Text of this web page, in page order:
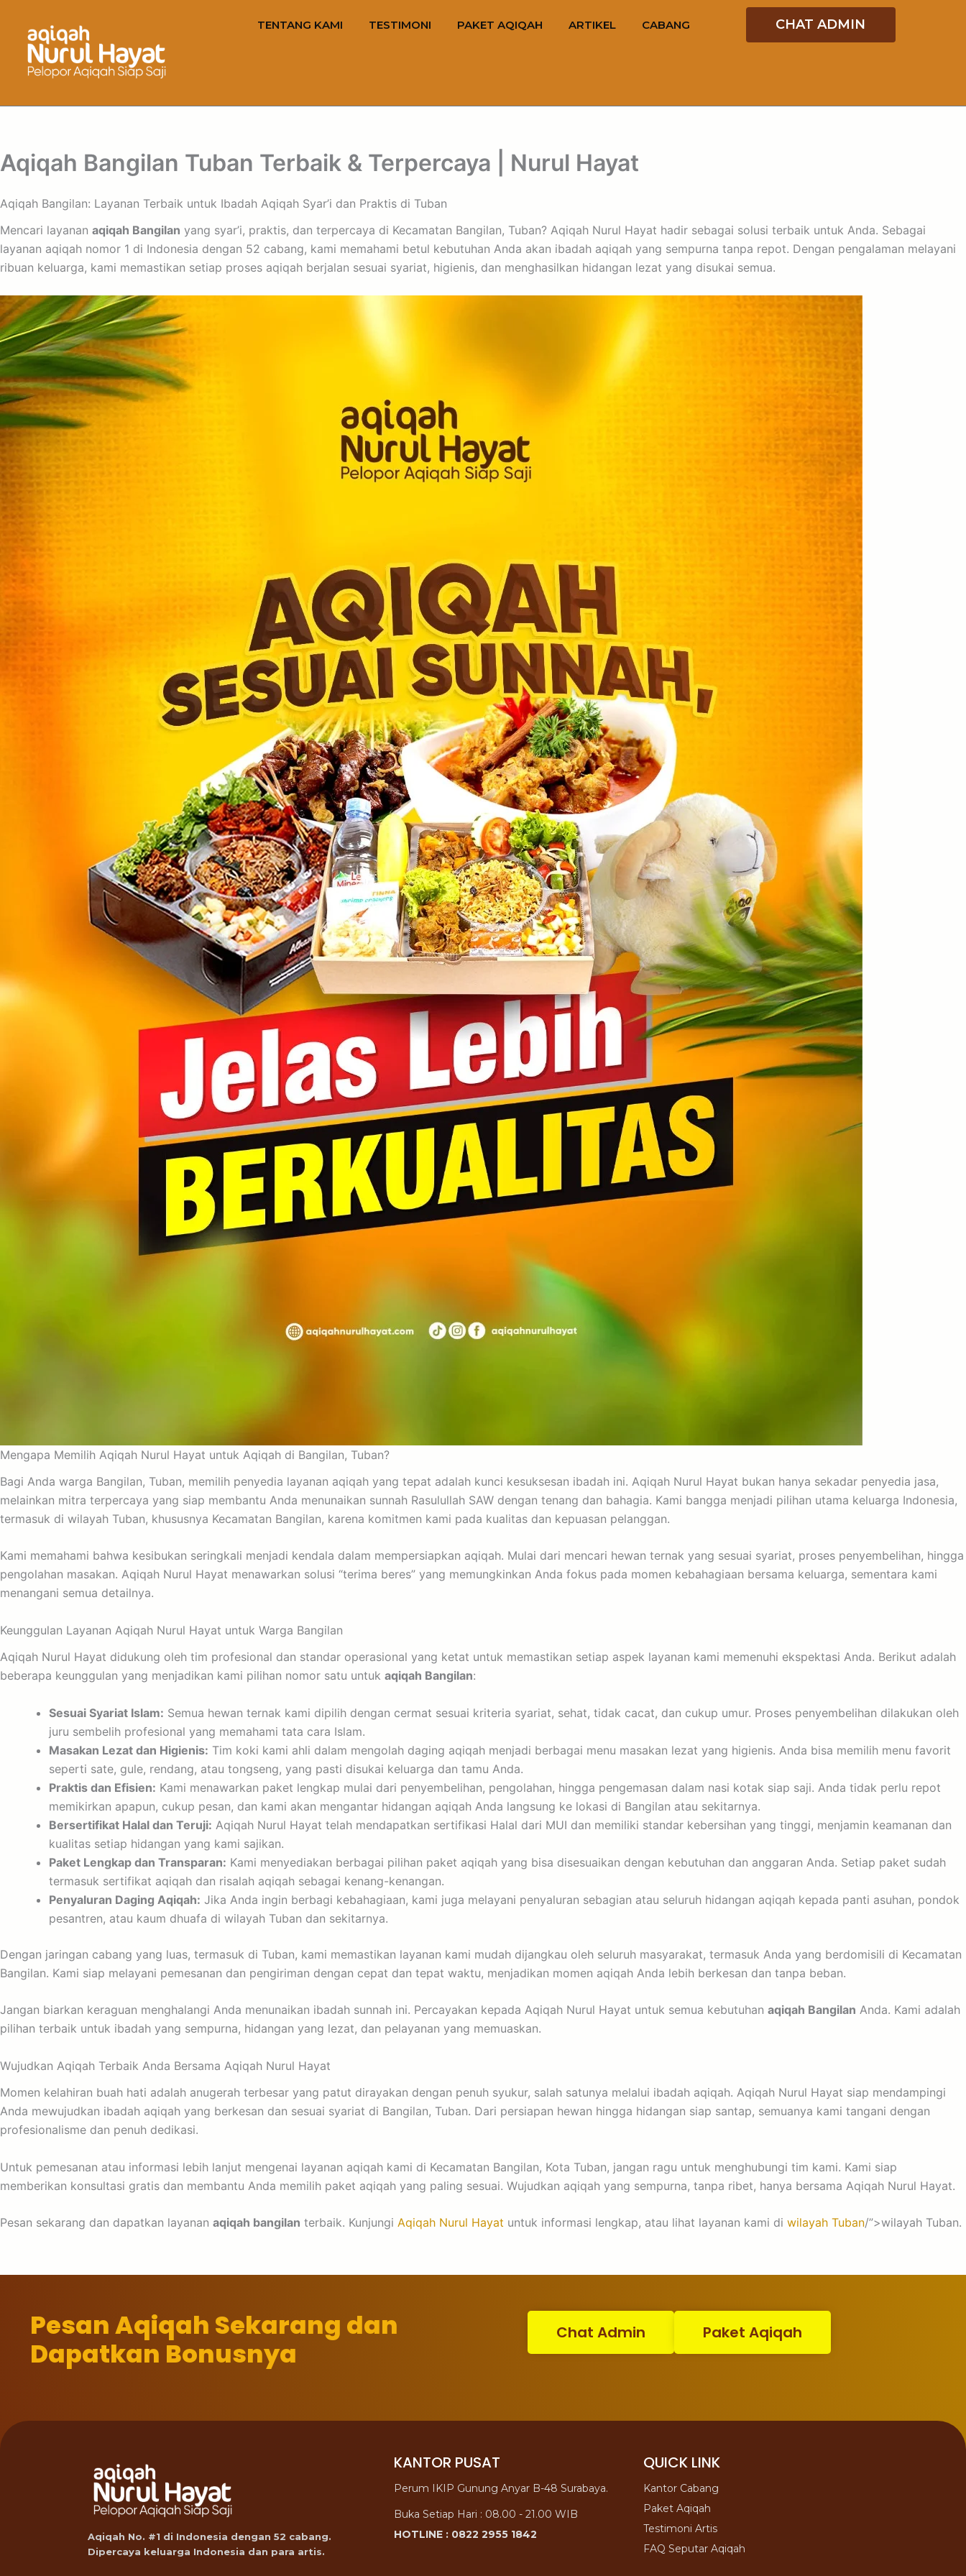
TENTANG KAMI TESTIMONI PAKET AQIQAH ARTIKEL CABANG CHAT ADMIN
Aqiqah Bangilan Tuban Terbaik & Terpercaya | Nurul Hayat
Aqiqah Bangilan: Layanan Terbaik untuk Ibadah Aqiqah Syar’i dan Praktis di Tuban
Mencari layanan aqiqah Bangilan yang syar’i, praktis, dan terpercaya di Kecamatan Bangilan, Tuban? Aqiqah Nurul Hayat hadir sebagai solusi terbaik untuk Anda. Sebagai
layanan aqiqah nomor 1 di Indonesia dengan 52 cabang, kami memahami betul kebutuhan Anda akan ibadah aqiqah yang sempurna tanpa repot. Dengan pengalaman melayani
ribuan keluarga, kami memastikan setiap proses aqiqah berjalan sesuai syariat, higienis, dan menghasilkan hidangan lezat yang disukai semua.
Mengapa Memilih Aqiqah Nurul Hayat untuk Aqiqah di Bangilan, Tuban?
Bagi Anda warga Bangilan, Tuban, memilih penyedia layanan aqiqah yang tepat adalah kunci kesuksesan ibadah ini. Aqiqah Nurul Hayat bukan hanya sekadar penyedia jasa,
melainkan mitra terpercaya yang siap membantu Anda menunaikan sunnah Rasulullah SAW dengan tenang dan bahagia. Kami bangga menjadi pilihan utama keluarga Indonesia,
termasuk di wilayah Tuban, khususnya Kecamatan Bangilan, karena komitmen kami pada kualitas dan kepuasan pelanggan.
Kami memahami bahwa kesibukan seringkali menjadi kendala dalam mempersiapkan aqiqah. Mulai dari mencari hewan ternak yang sesuai syariat, proses penyembelihan, hingga
pengolahan masakan. Aqiqah Nurul Hayat menawarkan solusi “terima beres” yang memungkinkan Anda fokus pada momen kebahagiaan bersama keluarga, sementara kami
menangani semua detailnya.
Keunggulan Layanan Aqiqah Nurul Hayat untuk Warga Bangilan
Aqiqah Nurul Hayat didukung oleh tim profesional dan standar operasional yang ketat untuk memastikan setiap aspek layanan kami memenuhi ekspektasi Anda. Berikut adalah
beberapa keunggulan yang menjadikan kami pilihan nomor satu untuk aqiqah Bangilan:
Sesuai Syariat Islam: Semua hewan ternak kami dipilih dengan cermat sesuai kriteria syariat, sehat, tidak cacat, dan cukup umur. Proses penyembelihan dilakukan oleh
juru sembelih profesional yang memahami tata cara Islam.
Masakan Lezat dan Higienis: Tim koki kami ahli dalam mengolah daging aqiqah menjadi berbagai menu masakan lezat yang higienis. Anda bisa memilih menu favorit
seperti sate, gule, rendang, atau tongseng, yang pasti disukai keluarga dan tamu Anda.
Praktis dan Efisien: Kami menawarkan paket lengkap mulai dari penyembelihan, pengolahan, hingga pengemasan dalam nasi kotak siap saji. Anda tidak perlu repot
memikirkan apapun, cukup pesan, dan kami akan mengantar hidangan aqiqah Anda langsung ke lokasi di Bangilan atau sekitarnya.
Bersertifikat Halal dan Teruji: Aqiqah Nurul Hayat telah mendapatkan sertifikasi Halal dari MUI dan memiliki standar kebersihan yang tinggi, menjamin keamanan dan
kualitas setiap hidangan yang kami sajikan.
Paket Lengkap dan Transparan: Kami menyediakan berbagai pilihan paket aqiqah yang bisa disesuaikan dengan kebutuhan dan anggaran Anda. Setiap paket sudah
termasuk sertifikat aqiqah dan risalah aqiqah sebagai kenang-kenangan.
Penyaluran Daging Aqiqah: Jika Anda ingin berbagi kebahagiaan, kami juga melayani penyaluran sebagian atau seluruh hidangan aqiqah kepada panti asuhan, pondok
pesantren, atau kaum dhuafa di wilayah Tuban dan sekitarnya.
Dengan jaringan cabang yang luas, termasuk di Tuban, kami memastikan layanan kami mudah dijangkau oleh seluruh masyarakat, termasuk Anda yang berdomisili di Kecamatan
Bangilan. Kami siap melayani pemesanan dan pengiriman dengan cepat dan tepat waktu, menjadikan momen aqiqah Anda lebih berkesan dan tanpa beban.
Jangan biarkan keraguan menghalangi Anda menunaikan ibadah sunnah ini. Percayakan kepada Aqiqah Nurul Hayat untuk semua kebutuhan aqiqah Bangilan Anda. Kami adalah
pilihan terbaik untuk ibadah yang sempurna, hidangan yang lezat, dan pelayanan yang memuaskan.
Wujudkan Aqiqah Terbaik Anda Bersama Aqiqah Nurul Hayat
Momen kelahiran buah hati adalah anugerah terbesar yang patut dirayakan dengan penuh syukur, salah satunya melalui ibadah aqiqah. Aqiqah Nurul Hayat siap mendampingi
Anda mewujudkan ibadah aqiqah yang berkesan dan sesuai syariat di Bangilan, Tuban. Dari persiapan hewan hingga hidangan siap santap, semuanya kami tangani dengan
profesionalisme dan penuh dedikasi.
Untuk pemesanan atau informasi lebih lanjut mengenai layanan aqiqah kami di Kecamatan Bangilan, Kota Tuban, jangan ragu untuk menghubungi tim kami. Kami siap
memberikan konsultasi gratis dan membantu Anda memilih paket aqiqah yang paling sesuai. Wujudkan aqiqah yang sempurna, tanpa ribet, hanya bersama Aqiqah Nurul Hayat.
Pesan sekarang dan dapatkan layanan aqiqah bangilan terbaik. Kunjungi Aqiqah Nurul Hayat untuk informasi lengkap, atau lihat layanan kami di wilayah Tuban/”>wilayah Tuban.
Pesan Aqiqah Sekarang dan
Dapatkan Bonusnya
Chat Admin Paket Aqiqah
Aqiqah No. #1 di Indonesia dengan 52 cabang.
Dipercaya keluarga Indonesia dan para artis.
KANTOR PUSAT
Perum IKIP Gunung Anyar B-48 Surabaya.
Buka Setiap Hari : 08.00 - 21.00 WIB
HOTLINE : 0822 2955 1842
QUICK LINK
Kantor Cabang
Paket Aqiqah
Testimoni Artis
FAQ Seputar Aqiqah